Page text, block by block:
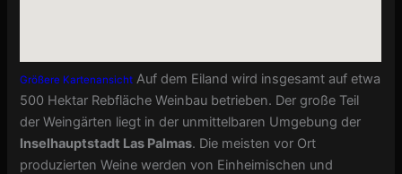
Größere Kartenansicht Auf dem Eiland wird insgesamt auf etwa
500 Hektar Rebfläche Weinbau betrieben. Der große Teil
der Weingärten liegt in der unmittelbaren Umgebung der
Inselhauptstadt Las Palmas. Die meisten vor Ort
produzierten Weine werden von Einheimischen und